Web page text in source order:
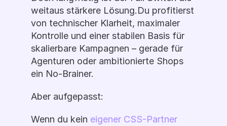
weitaus stärkere Lösung.Du profitierst
von technischer Klarheit, maximaler
Kontrolle und einer stabilen Basis für
skalierbare Kampagnen – gerade für
Agenturen oder ambitionierte Shops
ein No-Brainer.
Aber aufgepasst:
Wenn du kein eigener CSS-Partner